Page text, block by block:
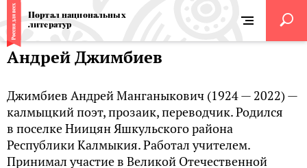
Портал национальных
литератур
Андрей Джимбиев
Джимбиев Андрей Манганыкович (1924 — 2022) —
калмыцкий поэт, прозаик, переводчик. Родился
в поселке Ниицян Яшкульского района
Республики Калмыкия. Работал учителем.
Принимал участие в Великой Отечественной